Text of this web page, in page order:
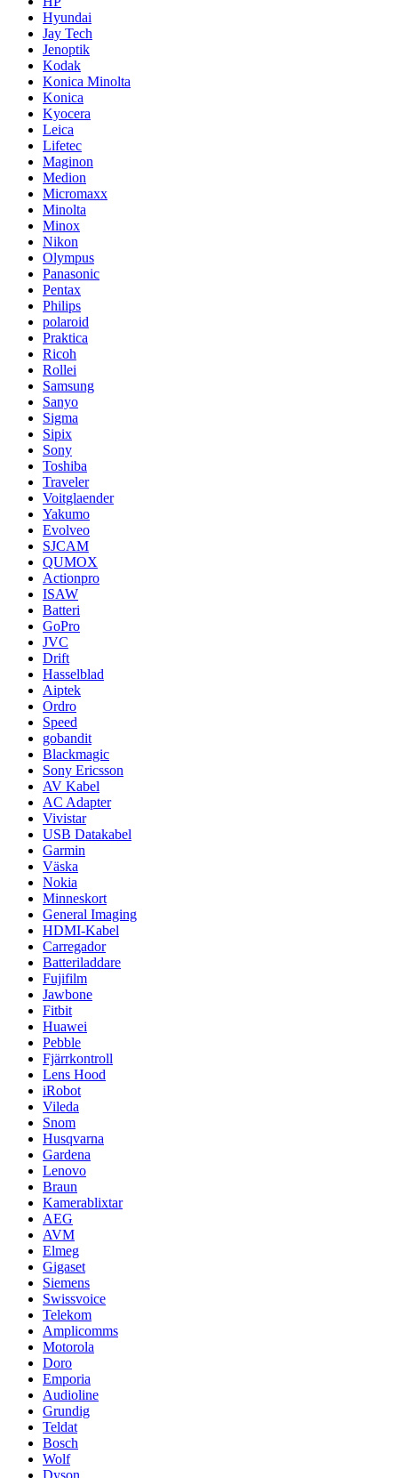
Hyundai
Jay Tech
Jenoptik
Kodak
Konica Minolta
Konica
Kyocera
Leica
Lifetec
Maginon
Medion
Micromaxx
Minolta
Minox
Nikon
Olympus
Panasonic
Pentax
Philips
polaroid
Praktica
Ricoh
Rollei
Samsung
Sanyo
Sigma
Sipix
Sony
Toshiba
Traveler
Voitglaender
Yakumo
Evolveo
SJCAM
QUMOX
Actionpro
ISAW
Batteri
GoPro
JVC
Drift
Hasselblad
Aiptek
Ordro
Speed
gobandit
Blackmagic
Sony Ericsson
AV Kabel
AC Adapter
Vivistar
USB Datakabel
Garmin
Väska
Nokia
Minneskort
General Imaging
HDMI-Kabel
Carregador
Batteriladdare
Fujifilm
Jawbone
Fitbit
Huawei
Pebble
Fjärrkontroll
Lens Hood
iRobot
Vileda
Snom
Husqvarna
Gardena
Lenovo
Braun
Kamerablixtar
AEG
AVM
Elmeg
Gigaset
Siemens
Swissvoice
Telekom
Amplicomms
Motorola
Doro
Emporia
Audioline
Grundig
Teldat
Bosch
Wolf
Dyson